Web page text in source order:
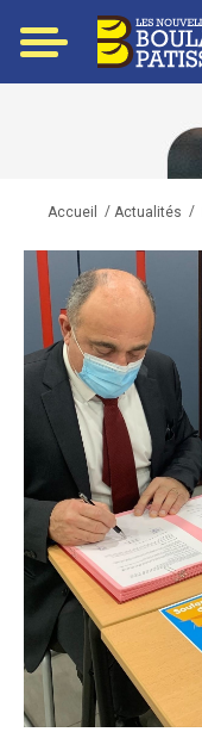
Accueil / Actualités /